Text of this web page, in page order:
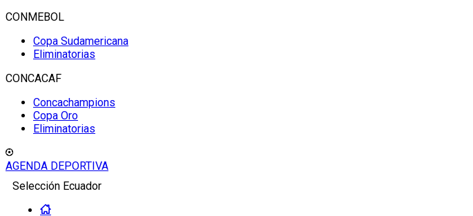
CONMEBOL
Copa Sudamericana
Eliminatorias
CONCACAF
Concachampions
Copa Oro
Eliminatorias
AGENDA DEPORTIVA
Selección Ecuador